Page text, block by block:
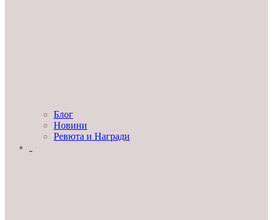
Блог
Новини
Ревюта и Награди